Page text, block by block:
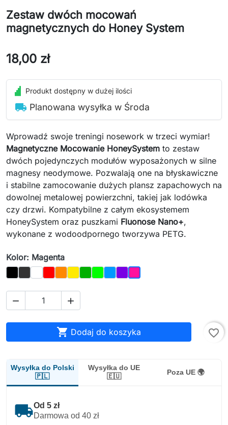
Zestaw dwóch mocowań
magnetycznych do Honey System
18,00 zł
Produkt dostępny w dużej ilości
local_shipping Planowana wysyłka w Środa
Wprowadź swoje treningi nosework w trzeci wymiar!
Magnetyczne Mocowanie HoneySystem to zestaw
dwóch pojedynczych modułów wyposażonych w silne
magnesy neodymowe. Pozwalają one na błyskawiczne
i stabilne zamocowanie dużych plansz zapachowych na
dowolnej metalowej powierzchni, takiej jak lodówka
czy drzwi. Kompatybilne z całym ekosystemem
HoneySystem oraz puszkami Fluonose Nano+,
wykonane z wodoodpornego tworzywa PETG.
Kolor: Magenta
BlackGraphite
White
RedOrange
YellowDark_Green
Light_Green
BluePurpleMagenta
 
 Dodaj do koszyka favorite_border
Wysyłka do Polski
🇵🇱
Wysyłka do UE
🇪🇺
Poza UE 🌍
local_shippingOd 5 zł
Darmowa od 40 zł